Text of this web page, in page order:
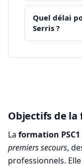
Quel délai
Serris ?
Objectifs de la
La formation PSC1
premiers secours,
professionnels.